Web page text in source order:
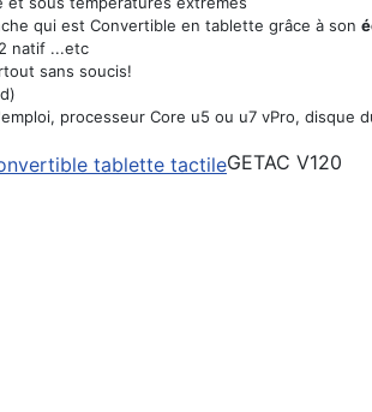
qui est Convertible en tablette grâce à son
natif ...etc
sans soucis!
processeur Core u5 ou u7 vPro,
GETAC V120